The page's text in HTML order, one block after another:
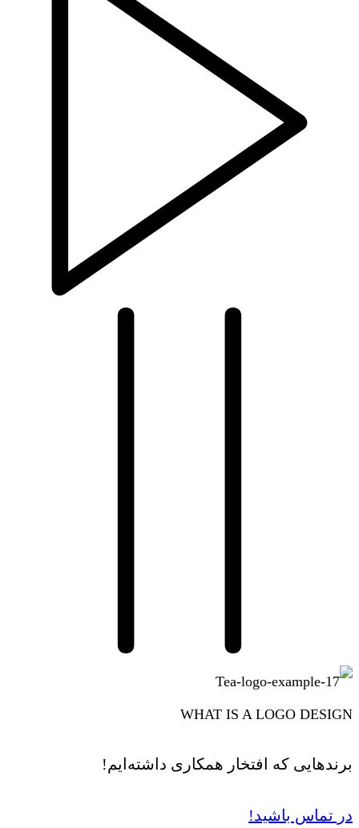
WHAT IS A LOGO DESIGN
برندهایی که افتخار همکاری داشته‌ایم!
در تماس باشید!